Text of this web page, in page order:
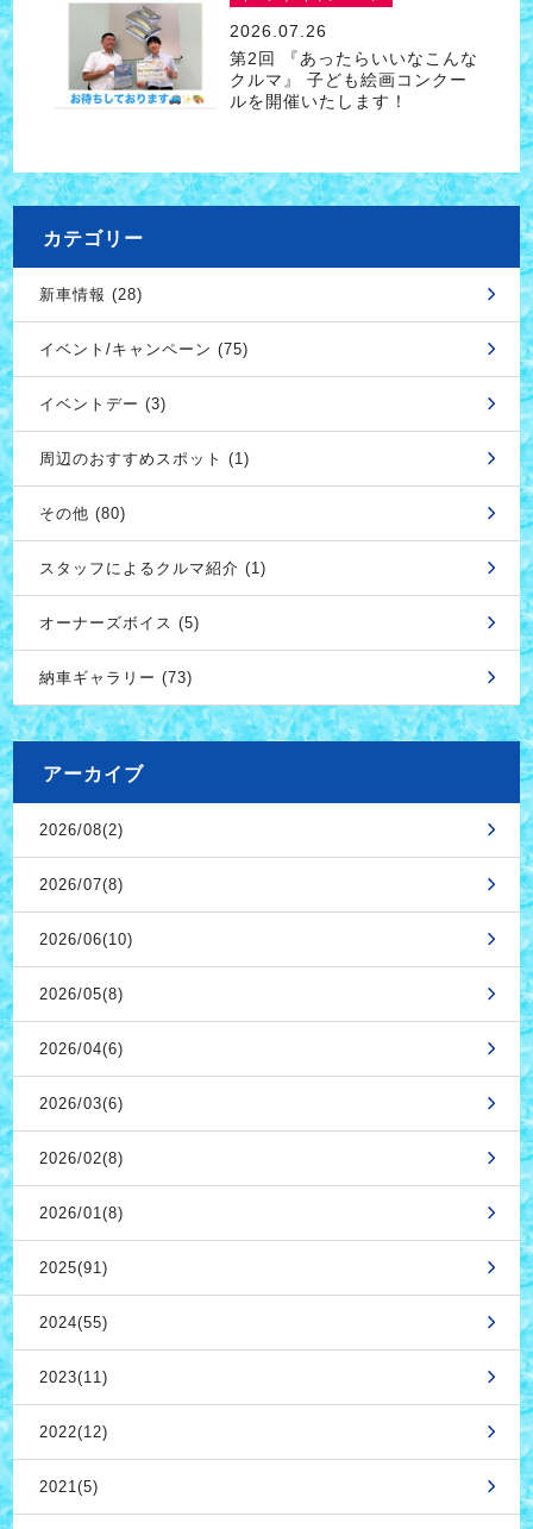
2026.07.26
第2回 『あったらいいなこんな
クルマ』 子ども絵画コンクー
ルを開催いたします！
カテゴリー
新車情報 (28)
イベント/キャンペーン (75)
イベントデー (3)
周辺のおすすめスポット (1)
その他 (80)
スタッフによるクルマ紹介 (1)
オーナーズボイス (5)
納車ギャラリー (73)
アーカイブ
2026/08(2)
2026/07(8)
2026/06(10)
2026/05(8)
2026/04(6)
2026/03(6)
2026/02(8)
2026/01(8)
2025(91)
2024(55)
2023(11)
2022(12)
2021(5)